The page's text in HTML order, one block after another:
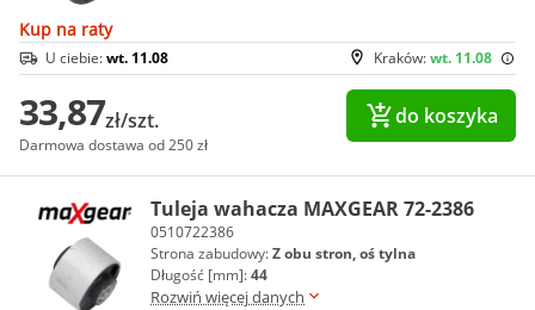
Kup na raty
Kraków:wt. 11.08
U ciebie:wt. 11.08
33,87zł/szt.
Darmowa dostawa od 250 zł
do koszyka
Tuleja wahacza MAXGEAR 72-2386
0510722386
Strona zabudowy:Z obu stron, oś tylna
Długość [mm]:44
Rozwiń więcej danych